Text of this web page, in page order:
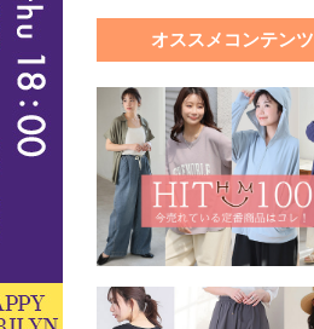
オススメコンテンツ